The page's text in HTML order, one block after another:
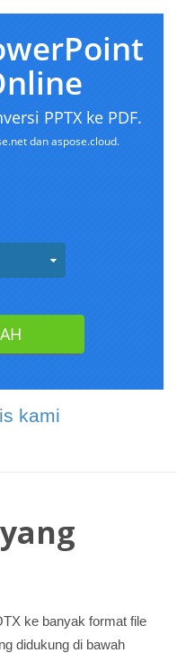
kami
ke banyak format file
didukung di bawah